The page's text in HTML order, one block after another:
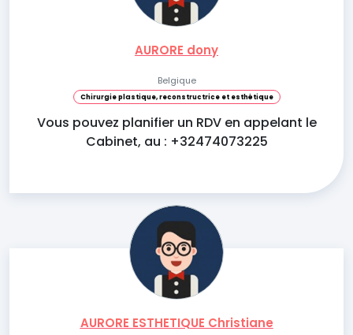
AURORE dony
Belgique
Chirurgie plastique, reconstructrice et esthétique
Vous pouvez planifier un RDV en appelant le
Cabinet, au : +32474073225
AURORE ESTHETIQUE Christiane